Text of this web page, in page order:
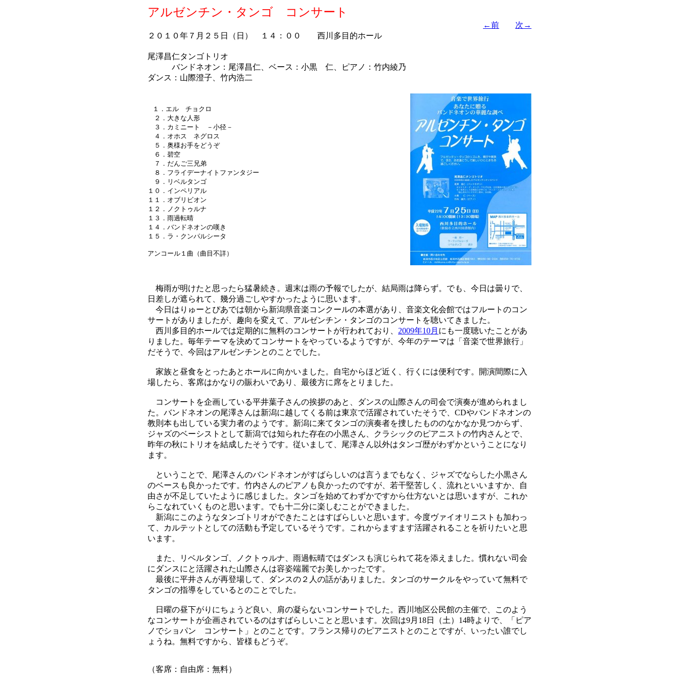
アルゼンチン・タンゴ コンサート
←前
次→
２０１０年７月２５日（日） １４：００ 西川多目的ホール
尾澤昌仁タンゴトリオ
バンドネオン：尾澤昌仁、ベース：小黒 仁、ピアノ：竹内綾乃
ダンス：山際澄子、竹内浩二
１．エル チョクロ
２．大きな人形
３．カミニート －小径－
４．オホス ネグロス
５．奥様お手をどうぞ
６．碧空
７．だんご三兄弟
８．フライデーナイトファンタジー
９．リベルタンゴ
１０．インペリアル
１１．オブリビオン
１２．ノクトゥルナ
１３．雨過転晴
１４．バンドネオンの嘆き
１５．ラ・クンパルシータ
アンコール１曲（曲目不詳）
梅雨が明けたと思ったら猛暑続き。週末は雨の予報でしたが、結局雨は降らず。でも、今日は曇りで、
日差しが遮られて、幾分過ごしやすかったように思います。
今日はりゅーとぴあでは朝から新潟県音楽コンクールの本選があり、音楽文化会館ではフルートのコン
サートがありましたが、趣向を変えて、アルゼンチン・タンゴのコンサートを聴いてきました。
西川多目的ホールでは定期的に無料のコンサートが行われており、 2009年10月 にも一度聴いたことがあ
りました。毎年テーマを決めてコンサートをやっているようですが、今年のテーマは「音楽で世界旅行」
だそうで、今回はアルゼンチンとのことでした。
家族と昼食をとったあとホールに向かいました。自宅からほど近く、行くには便利です。開演間際に入
場したら、客席はかなりの賑わいであり、最後方に席をとりました。
コンサートを企画している平井葉子さんの挨拶のあと、ダンスの山際さんの司会で演奏が進められまし
た。バンドネオンの尾澤さんは新潟に越してくる前は東京で活躍されていたそうで、CDやバンドネオンの
教則本も出している実力者のようです。新潟に来てタンゴの演奏者を捜したもののなかなか見つからず、
ジャズのベーシストとして新潟では知られた存在の小黒さん、クラシックのピアニストの竹内さんとで、
昨年の秋にトリオを結成したそうです。従いまして、尾澤さん以外はタンゴ歴がわずかということになり
ます。
ということで、尾澤さんのバンドネオンがすばらしいのは言うまでもなく、ジャズでならした小黒さん
のベースも良かったです。竹内さんのピアノも良かったのですが、若干堅苦しく、流れといいますか、自
由さが不足していたように感じました。タンゴを始めてわずかですから仕方ないとは思いますが、これか
らこなれていくものと思います。でも十二分に楽しむことができました。
新潟にこのようなタンゴトリオができたことはすばらしいと思います。今度ヴァイオリニストも加わっ
て、カルテットとしての活動も予定しているそうです。これからますます活躍されることを祈りたいと思
います。
また、リベルタンゴ、ノクトゥルナ、雨過転晴ではダンスも演じられて花を添えました。慣れない司会
にダンスにと活躍された山際さんは容姿端麗でお美しかったです。
最後に平井さんが再登場して、ダンスの２人の話がありました。タンゴのサークルをやっていて無料で
タンゴの指導をしているとのことでした。
日曜の昼下がりにちょうど良い、肩の凝らないコンサートでした。西川地区公民館の主催で、このよう
なコンサートが企画されているのはすばらしいことと思います。次回は9月18日（土）14時よりで、「ピア
ノでショパン コンサート」とのことです。フランス帰りのピアニストとのことですが、いったい誰でし
ょうね。無料ですから、皆様もどうぞ。
（客席：自由席：無料）